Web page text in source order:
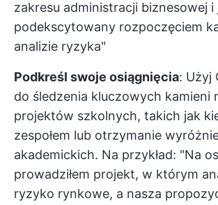
zakresu administracji biznesowej i
podekscytowany rozpoczęciem
analizie ryzyka"
Podkreśl swoje osiągnięcia: Użyj
do śledzenia kluczowych kamieni
projektów szkolnych, takich jak
zespołem lub otrzymanie
akademickich. Na przykład: "Na
prowadziłem projekt, w którym
ryzyko rynkowe, a nasza